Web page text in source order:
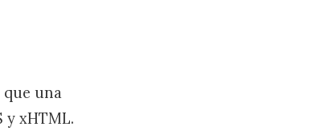
que una
y xHTML.